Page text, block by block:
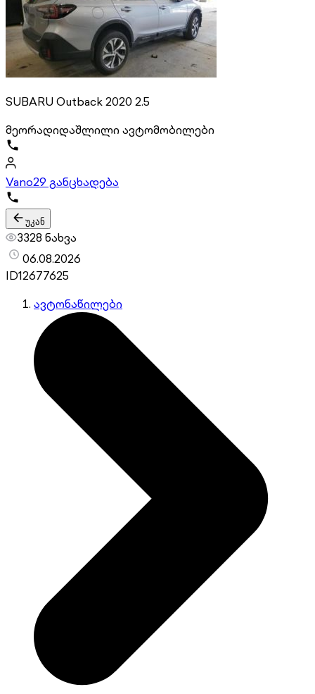
SUBARU Outback 2020 2.5
მეორადიდაშლილი ავტომობილები
Vano29 განცხადება
უკან
3328 ნახვა
06.08.2026
ID12677625
ავტონაწილები